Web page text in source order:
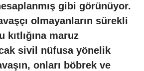
gibi görünüyor.
olmayanların sürekli
kıtlığına maruz
sivil nüfusa yönelik
onları böbrek ve